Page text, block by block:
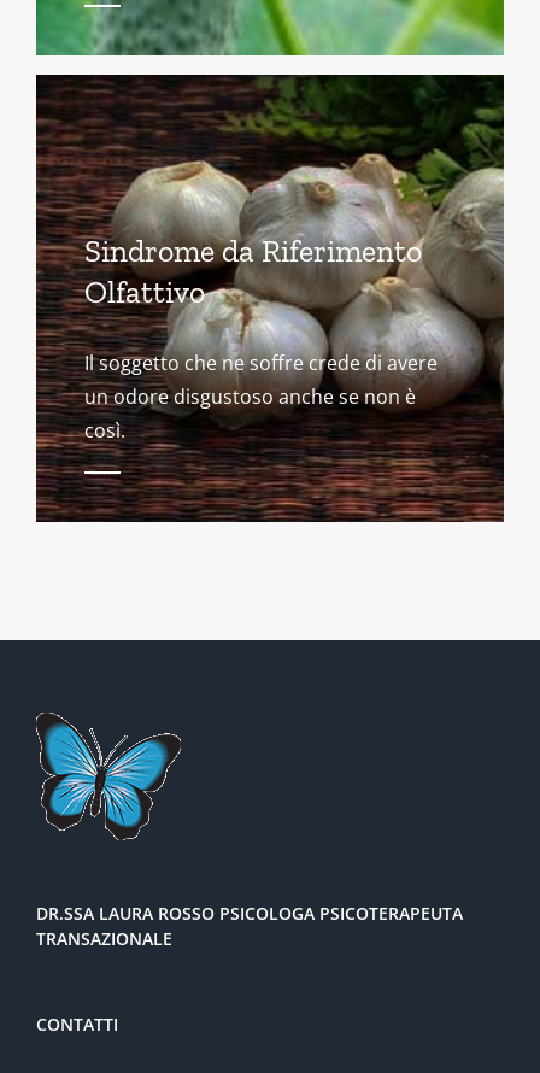
Sindrome da Riferimento
Olfattivo
Il soggetto che ne soffre crede di avere
un odore disgustoso anche se non è
così.
DR.SSA LAURA ROSSO PSICOLOGA PSICOTERAPEUTA
TRANSAZIONALE
CONTATTI